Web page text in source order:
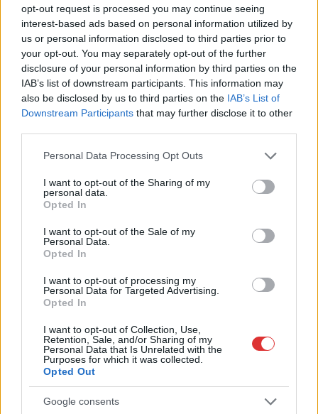
opt-out request is processed you may continue seeing
interest-based ads based on personal information utilized by
us or personal information disclosed to third parties prior to
your opt-out. You may separately opt-out of the further
disclosure of your personal information by third parties on the
IAB’s list of downstream participants. This information may
also be disclosed by us to third parties on the IAB’s List of
Downstream Participants that may further disclose it to other
Please note that this website/app uses one or more Google
not limited to your visit or usage behaviour. You may click to
grant or deny consent to Google and its third-party tags to
use your data for below specified purposes in below Google
consent section.
Personal Data Processing Opt Outs
I want to opt-out of the Sharing of my
personal data.
Opted In
I want to opt-out of the Sale of my
Personal Data.
Opted In
I want to opt-out of processing my
Personal Data for Targeted Advertising.
Opted In
I want to opt-out of Collection, Use,
Retention, Sale, and/or Sharing of my
Personal Data that Is Unrelated with the
Purposes for which it was collected.
Opted Out
Google consents
2026.08.06. Horváth Zsolt
A zárkában rosszul lett, elájult – ilyen
körülményekről számoltak be a szolnoki börtönből
Az ország több büntetés-végrehajtási intézetéből is hasonló
intézkedéseket vezettek be...
Szolnok